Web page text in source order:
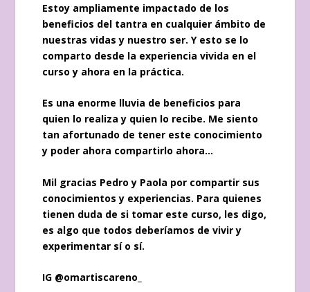
Estoy ampliamente impactado de los
beneficios del tantra en cualquier ámbito de
nuestras vidas y nuestro ser. Y esto se lo
comparto desde la experiencia vivida en el
curso y ahora en la práctica.
Es una enorme lluvia de beneficios para
quien lo realiza y quien lo recibe. Me siento
tan afortunado de tener este conocimiento
y poder ahora compartirlo ahora…
Mil gracias Pedro y Paola por compartir sus
conocimientos y experiencias. Para quienes
tienen duda de si tomar este curso, les digo,
es algo que todos deberíamos de vivir y
experimentar sí o sí.
IG @omartiscareno_